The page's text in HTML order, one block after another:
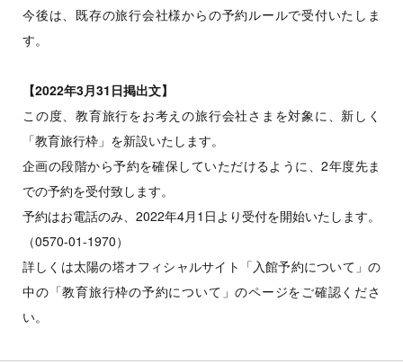
今後は、既存の旅行会社様からの予約ルールで受付いたしま
す。
【2022年3月31日掲出文】
この度、教育旅行をお考えの旅行会社さまを対象に、新しく
「教育旅行枠」を新設いたします。
企画の段階から予約を確保していただけるように、2年度先ま
での予約を受付致します。
予約はお電話のみ、2022年4月1日より受付を開始いたします。
（0570-01-1970）
詳しくは太陽の塔オフィシャルサイト「入館予約について」の
中の「教育旅行枠の予約について」のページをご確認くださ
い。